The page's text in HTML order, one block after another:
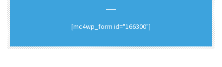
[mc4wp_form id="166300"]